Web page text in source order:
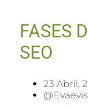
FASES
SEO
23 Abril,